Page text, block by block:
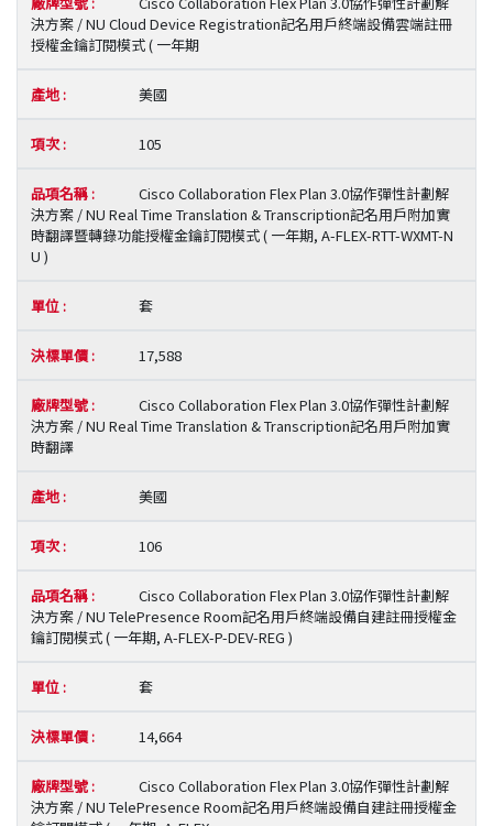
決方案 / NU Cloud Device Registration記名用戶終端設備雲端註冊
授權金鑰訂閱模式 ( 一年期
美國
105
Cisco Collaboration Flex Plan 3.0協作彈性計劃解
決方案 / NU Real Time Translation & Transcription記名用戶附加實
時翻譯暨轉錄功能授權金鑰訂閱模式 ( 一年期, A-FLEX-RTT-WXMT-N
U )
套
17,588
Cisco Collaboration Flex Plan 3.0協作彈性計劃解
決方案 / NU Real Time Translation & Transcription記名用戶附加實
時翻譯
美國
106
Cisco Collaboration Flex Plan 3.0協作彈性計劃解
決方案 / NU TelePresence Room記名用戶終端設備自建註冊授權金
鑰訂閱模式 ( 一年期, A-FLEX-P-DEV-REG )
套
14,664
Cisco Collaboration Flex Plan 3.0協作彈性計劃解
決方案 / NU TelePresence Room記名用戶終端設備自建註冊授權金